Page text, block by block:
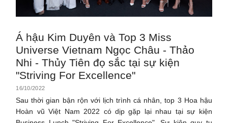
Á hậu Kim Duyên và Top 3 Miss
Universe Vietnam Ngọc Châu - Thảo
Nhi - Thủy Tiên đọ sắc tại sự kiện
"Striving For Excellence"
16/10/2022
Sau thời gian bận rộn với lịch trình cá nhân, top 3 Hoa hậu
Hoàn vũ Việt Nam 2022 có dịp gặp lại nhau tại sự kiện